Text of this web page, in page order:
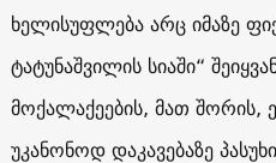
ხელისუფლება არც იმაზე
ტატუნაშვილის სიაში“
მოქალაქეების, მათ შორის,
უკანონოდ დაკავებაზე